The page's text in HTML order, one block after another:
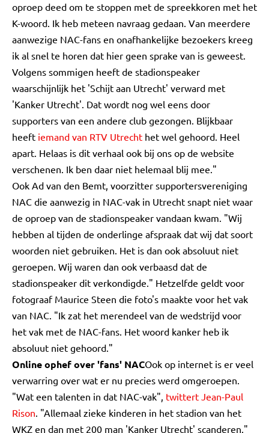
oproep deed om te stoppen met de spreekkoren met het
K-woord. Ik heb meteen navraag gedaan. Van meerdere
aanwezige NAC-fans en onafhankelijke bezoekers kreeg
ik al snel te horen dat hier geen sprake van is geweest.
Volgens sommigen heeft de stadionspeaker
waarschijnlijk het 'Schijt aan Utrecht' verward met
'Kanker Utrecht'. Dat wordt nog wel eens door
supporters van een andere club gezongen. Blijkbaar
heeft iemand van RTV Utrecht het wel gehoord. Heel
apart. Helaas is dit verhaal ook bij ons op de website
verschenen. Ik ben daar niet helemaal blij mee."
Ook Ad van den Bemt, voorzitter supportersvereniging
NAC die aanwezig in NAC-vak in Utrecht snapt niet waar
de oproep van de stadionspeaker vandaan kwam. "Wij
hebben al tijden de onderlinge afspraak dat wij dat soort
woorden niet gebruiken. Het is dan ook absoluut niet
geroepen. Wij waren dan ook verbaasd dat de
stadionspeaker dit verkondigde." Hetzelfde geldt voor
fotograaf Maurice Steen die foto's maakte voor het vak
van NAC. "Ik zat het merendeel van de wedstrijd voor
het vak met de NAC-fans. Het woord kanker heb ik
absoluut niet gehoord."
Online ophef over 'fans' NACOok op internet is er veel
verwarring over wat er nu precies werd omgeroepen.
"Wat een talenten in dat NAC-vak", twittert Jean-Paul
Rison. "Allemaal zieke kinderen in het stadion van het
WKZ en dan met 200 man 'Kanker Utrecht' scanderen."